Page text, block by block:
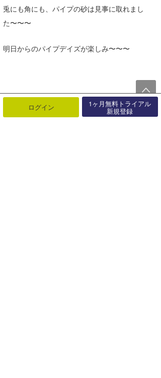
兎にも角にも、パイプの砂は見事に取れまし
た〜〜〜
明日からのパイプデイズが楽しみ〜〜〜
ログイン 1ヶ月無料トライアル
新規登録